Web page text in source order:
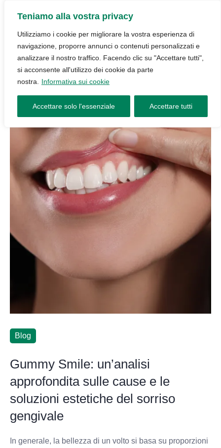
Teniamo alla vostra privacy
Utilizziamo i cookie per migliorare la vostra esperienza di
navigazione, proporre annunci o contenuti personalizzati e
analizzare il nostro traffico. Facendo clic su "Accettare tutti",
si acconsente all'utilizzo dei cookie da parte
nostra.
Informativa sui cookie
Accettare solo l'essenziale Accettare tutti
Blog
Gummy Smile: un’analisi
approfondita sulle cause e le
soluzioni estetiche del sorriso
gengivale
In generale, la bellezza di un volto si basa su proporzioni